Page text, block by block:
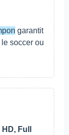
garantit
soccer ou
Full